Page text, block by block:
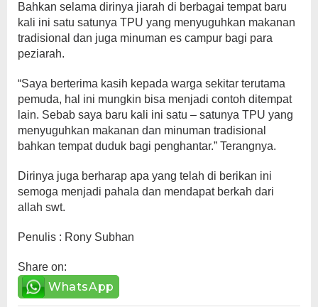
Bahkan selama dirinya jiarah di berbagai tempat baru
kali ini satu satunya TPU yang menyuguhkan makanan
tradisional dan juga minuman es campur bagi para
peziarah.
“Saya berterima kasih kepada warga sekitar terutama
pemuda, hal ini mungkin bisa menjadi contoh ditempat
lain. Sebab saya baru kali ini satu – satunya TPU yang
menyuguhkan makanan dan minuman tradisional
bahkan tempat duduk bagi penghantar.” Terangnya.
Dirinya juga berharap apa yang telah di berikan ini
semoga menjadi pahala dan mendapat berkah dari
allah swt.
Penulis : Rony Subhan
Share on:
WhatsApp